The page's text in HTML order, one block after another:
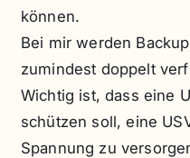
können.
Bei mir werden
zumindest doppelt
Wichtig ist, dass eine
schützen soll, eine
Spannung zu